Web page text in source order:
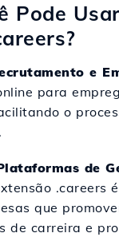
Pode
e
para
o
de
.careers
que
de carreira e